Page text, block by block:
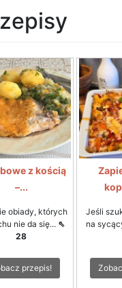
z kością
–...
obiady, których
nie da się... ⇖
28
przepis!
Jeśli
na